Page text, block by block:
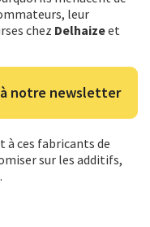
leur
chez Delhaizeet
notre newsletter
ces fabricants de
sur les additifs,